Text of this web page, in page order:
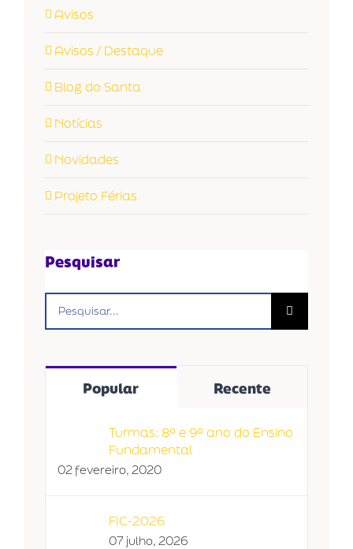
Avisos
Avisos / Destaque
Blog do Santa
Notícias
Novidades
Projeto Férias
Pesquisar
resultados
Popular Recente
Turmas: 8º e 9º ano do Ensino
Fundamental
02 fevereiro, 2020
FIC-2026
07 julho, 2026